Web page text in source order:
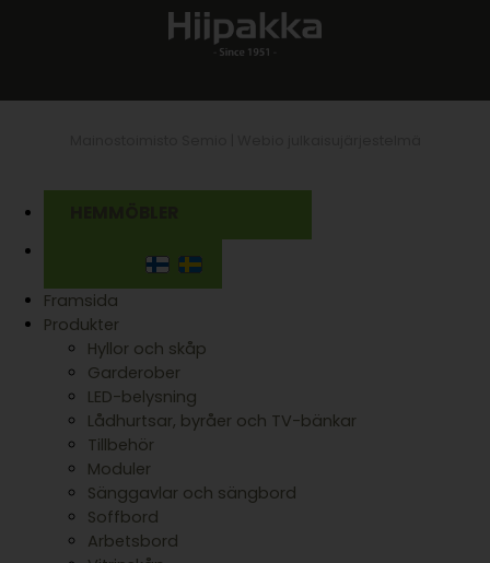
Framsida
Produkter
Hyllor och skåp
Garderober
LED-belysning
Lådhurtsar, byråer och TV-bänkar
Tillbehör
Moduler
Sänggavlar och sängbord
Soffbord
Arbetsbord